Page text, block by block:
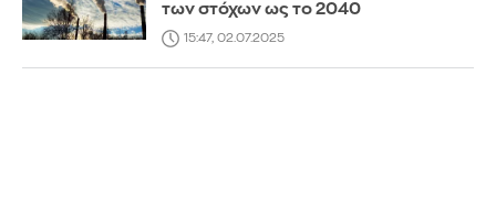
των στόχων ως το 2040
15:47, 02.07.2025